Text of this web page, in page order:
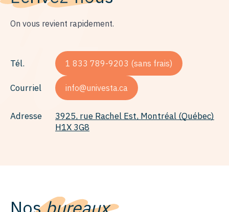
On vous revient rapidement.
Tél. 1 833 789-9203 (sans frais)
Courriel info@univesta.ca
Adresse
3925, rue Rachel Est, Montréal (Québec)
H1X 3G8
Nosbureaux